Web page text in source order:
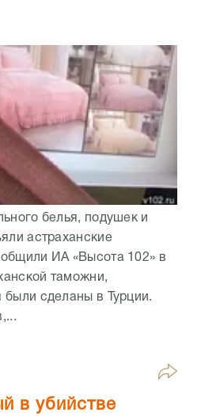
белья, подушек и
астраханские
ИА «Высота 102» в
таможни,
были сделаны в Турции.
в убийстве